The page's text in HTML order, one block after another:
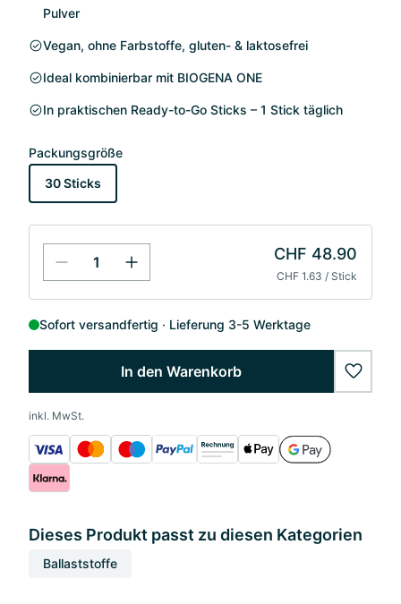
Pulver
Vegan, ohne Farbstoffe, gluten- & laktosefrei
Ideal kombinierbar mit BIOGENA ONE
In praktischen Ready-to-Go Sticks – 1 Stick täglich
Packungsgröße
30 Sticks
CHF 48.90
CHF 1.63 / Stick
Sofort versandfertig Lieferung 3-5 Werktage
In den Warenkorb
inkl. MwSt.
Dieses Produkt passt zu diesen Kategorien
Ballaststoffe